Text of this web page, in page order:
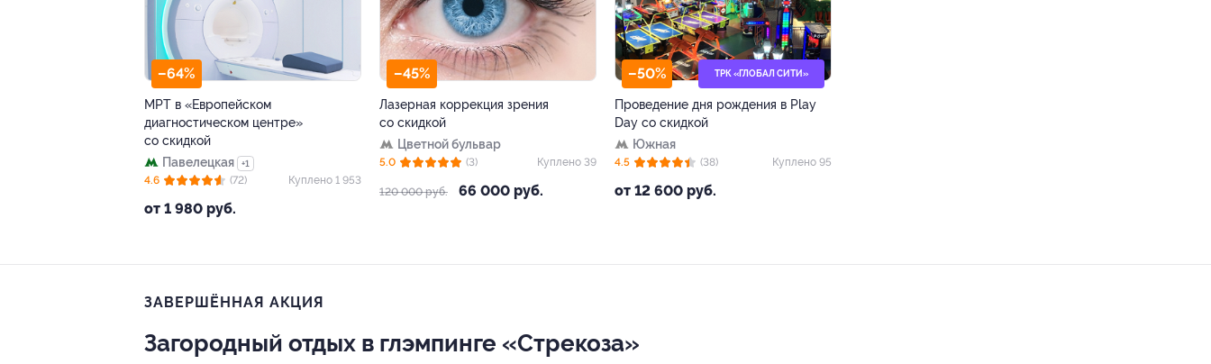
–64%
МРТ в «Европейском
диагностическом центре»
со скидкой
Павелецкая
+1
от 1 980 руб.
4.6 (72) Куплено 1 953
–45%
Лазерная коррекция зрения
со скидкой
Цветной бульвар
120 000 руб. 66 000 руб.
5.0 (3) Куплено 39
–50% ТРК «ГЛОБАЛ СИТИ»
Проведение дня рождения в Play
Day со скидкой
Южная
от 12 600 руб.
4.5 (38) Куплено 95
ЗАВЕРШЁННАЯ АКЦИЯ
Загородный отдых в глэмпинге «Стрекоза»